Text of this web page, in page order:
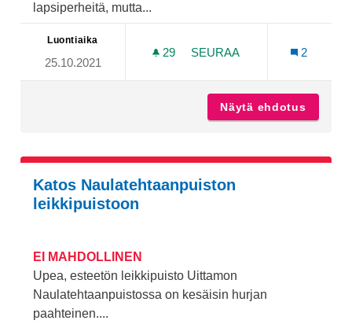
lapsiperheitä, mutta...
Luontiaika
25.10.2021
29 29 SEURAAJAA
SEURAA
2
Näytä ehdotus
Katos Naulatehtaanpuiston
leikkipuistoon
EI MAHDOLLINEN
Upea, esteetön leikkipuisto Uittamon
Naulatehtaanpuistossa on kesäisin hurjan
paahteinen....